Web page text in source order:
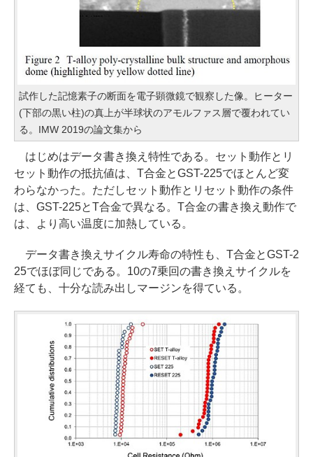
試作した記憶素子の断面を電子顕微鏡で観察した像。ヒーター
(下部の黒い柱)の真上が半球状のアモルファス層で覆われてい
る。IMW 2019の論文集から
はじめはデータ書き換え特性である。セット動作とリ
セット動作の抵抗値は、T合金とGST-225でほとんど変
わらなかった。ただしセット動作とリセット動作の条件
は、GST-225とT合金で異なる。T合金の書き換え動作で
は、より高い温度に加熱している。
データ書き換えサイクル寿命の特性も、T合金とGST-2
25でほぼ同じである。10の7乗回の書き換えサイクルを
経ても、十分な読み出しマージンを得ている。